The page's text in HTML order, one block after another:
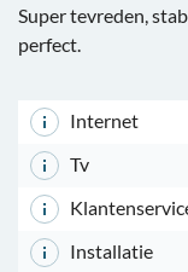
Super tevreden,
perfect.
Internet
Tv
Installatie